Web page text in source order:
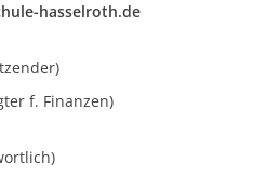
hasselroth.de
f. Finanzen)